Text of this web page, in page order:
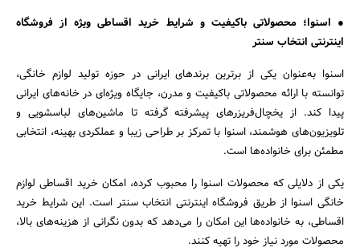
● اسنوا؛ محصولاتی باکیفیت و شرایط خرید اقساطی ویژه از فروشگاه
اینترنتی انتخاب سنتر
اسنوا به‌عنوان یکی از برترین برندهای ایرانی در حوزه تولید لوازم خانگی،
توانسته با ارائه محصولاتی باکیفیت و مدرن، جایگاه ویژه‌ای در خانه‌های ایرانی
پیدا کند. از یخچال‌فریزرهای پیشرفته گرفته تا ماشین‌های لباسشویی و
تلویزیون‌های هوشمند، اسنوا با تمرکز بر طراحی زیبا و عملکردی بهینه، انتخابی
مطمئن برای خانواده‌ها است.
یکی از دلایلی که محصولات اسنوا را محبوب کرده، امکان خرید اقساطی لوازم
خانگی اسنوا از طریق فروشگاه اینترنتی انتخاب سنتر است. این شرایط خرید
اقساطی، به خانواده‌ها این امکان را می‌دهد که بدون نگرانی از هزینه‌های بالا،
محصولات مورد نیاز خود را تهیه کنند.